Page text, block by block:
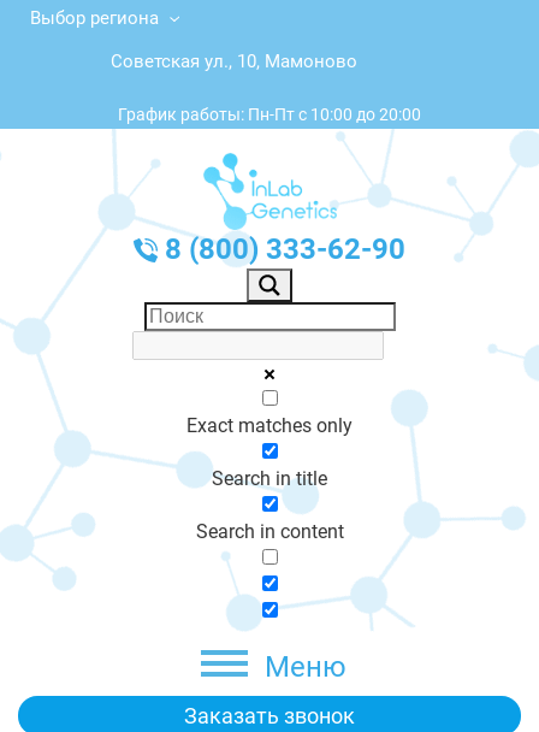
Выбор региона
Советская ул., 10, Мамоново
График работы: Пн-Пт с 10:00 до 20:00
8 (800) 333-62-90
Exact matches only
Search in title
Search in content
Меню
Заказать звонок